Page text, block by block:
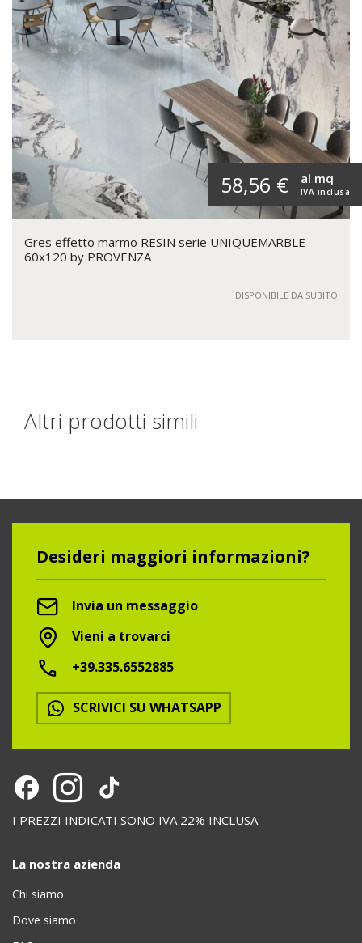
58,56 € IVA inclusa
al mq
Gres effetto marmo RESIN serie UNIQUEMARBLE
60x120 by PROVENZA
DISPONIBILE DA SUBITO
Altri prodotti simili
Desideri maggiori informazioni?
Invia un messaggio
Vieni a trovarci
+39.335.6552885
SCRIVICI SU WHATSAPP
I PREZZI INDICATI SONO IVA 22% INCLUSA
La nostra azienda
Chi siamo
Dove siamo